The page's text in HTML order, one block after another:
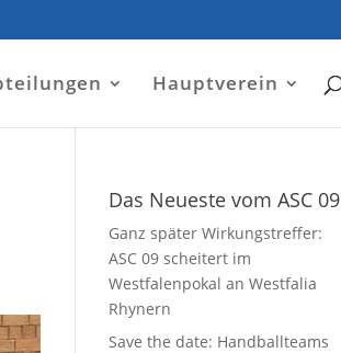
Hauptverein
Das Neueste vom ASC 09
Ganz später Wirkungstreffer:
ASC 09 scheitert im
Westfalenpokal an Westfalia
Rhynern
Save the date: Handballteams